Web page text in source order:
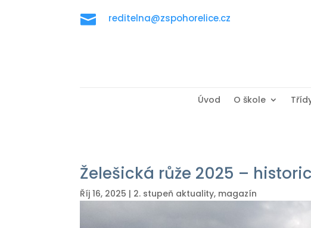
 reditelna@zspohorelice.cz
Úvod O škole
Želešická růže 2025 –
Říj 16, 2025 | 2. stupeň aktuality, magazín